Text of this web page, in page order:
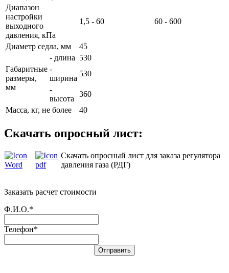
Диапазон
настройки
выходного
давления, кПа
1,5 - 60 60 - 600
Диаметр седла, мм 45
Габаритные
размеры,
мм
- длина 530
-
ширина
530
-
высота
360
Масса, кг, не более
40
Скачать опросный лист:
Скачать опросный лист для заказа регулятора
давления газа (РДГ)
Заказать расчет стоимости
Ф.И.О.*
Телефон*